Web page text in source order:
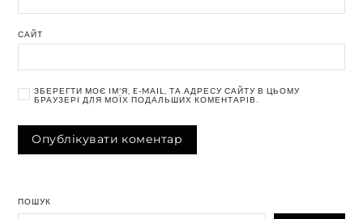
САЙТ
ЗБЕРЕГТИ МОЄ ІМ'Я, E-MAIL, ТА АДРЕСУ САЙТУ В ЦЬОМУ
БРАУЗЕРІ ДЛЯ МОЇХ ПОДАЛЬШИХ КОМЕНТАРІВ.
ПОШУК